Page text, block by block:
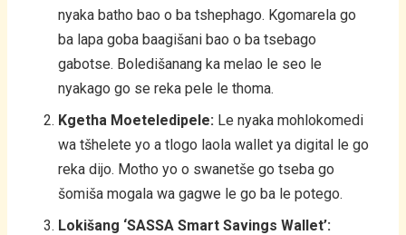
nyaka batho bao o ba tshephago. Kgomarela go
ba lapa goba baagišani bao o ba tsebago
gabotse. Boledišanang ka melao le seo le
nyakago go se reka pele le thoma.
Kgetha Moeteledipele: Le nyaka mohlokomedi
wa tšhelete yo a tlogo laola wallet ya digital le go
reka dijo. Motho yo o swanetše go tseba go
šomiša mogala wa gagwe le go ba le potego.
Lokišang ‘SASSA Smart Savings Wallet’: